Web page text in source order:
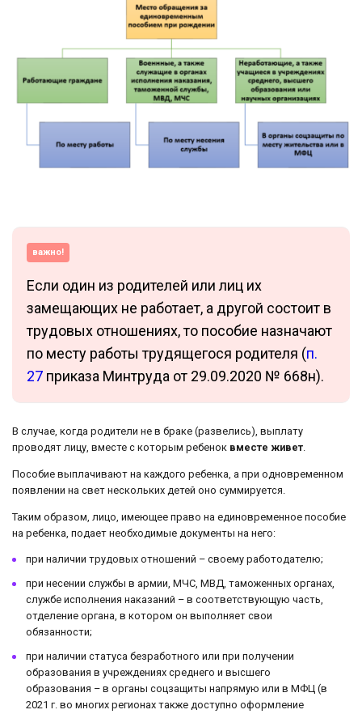
важно!
Если один из родителей или лиц их
замещающих не работает, а другой состоит в
трудовых отношениях, то пособие назначают
по месту работы трудящегося родителя (п.
27 приказа Минтруда от 29.09.2020 № 668н).
В случае, когда родители не в браке (развелись), выплату
проводят лицу, вместе с которым ребенок вместе живет
Пособие выплачивают на каждого ребенка, а при одновременном
появлении на свет нескольких детей оно суммируется.
Таким образом, лицо, имеющее право на единовременное пособие
на ребенка, подает необходимые документы на него:
при наличии трудовых отношений – своему работодателю;
при несении службы в армии, МЧС, МВД, таможенных органах,
службе исполнения наказаний – в соответствующую часть,
отделение органа, в котором он выполняет свои
обязанности;
при наличии статуса безработного или при получении
образования в учреждениях среднего и высшего
образования – в органы соцзащиты напрямую или в МФЦ (в
2021 г. во многих регионах также доступно оформление